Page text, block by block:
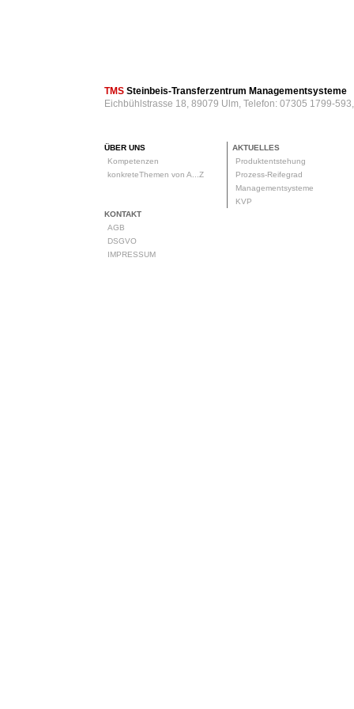
TMS Steinbeis-Transferzentrum Managementsysteme
Eichbühlstrasse 18, 89079 Ulm, Telefon: 07305 1799-
ÜBER UNS
Kompetenzen
konkreteThemen von A...Z
AKTUELLES
Produktentstehung
Prozess-Reifegrad
Managementsysteme
KVP
KONTAKT
AGB
DSGVO
IMPRESSUM